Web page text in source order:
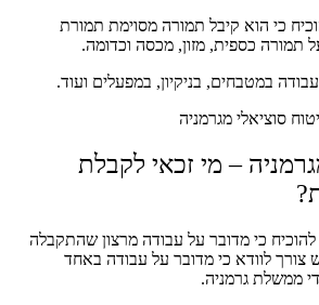
כי הוא קיבל תמורה מסוימת תמורת
תמורה כספית, מזון, מכסה וכדומה.
במטבחים, בניקיון, במפעלים ועוד.
– מי זכאי לקבלת
כי מדובר על עבודה מרצון שהתקבלה
צורך לוודא כי מדובר על עבודה באחד
ממשלת גרמניה.